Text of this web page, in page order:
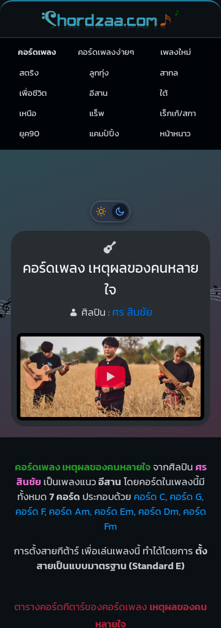
คอร์ดเพลง คอร์ดเพลงง่ายๆ
เพลงใหม่
สตริง
ลูกทุ่ง
สากล
เพื่อชีวิต
อีสาน
ใต้
เหนือ
แร็พ
เร็กเก้/สกา
ยุค90
แคมป์ปิ้ง หน้าหนาว
คอร์ดเพลง เหตุผลของคนหลาย
ใจ
ศิลปิน : ศร สินชัย
คอร์ดเพลง เหตุผลของคนหลายใจจากศิลปิน ศร
สินชัย เป็นเพลงแนวอีสาน โดยคอร์ดในเพลงนี้มี
ทั้งหมด 7 คอร์ด ประกอบด้วย คอร์ด C, คอร์ด G,
คอร์ด F, คอร์ด Am, คอร์ด Em, คอร์ด Dm, คอร์ด
Fm
การตั้งสายกีต้าร์ เพื่อเล่นเพลงนี้ ทำได้โดยการตั้ง
สายเป็นแบบมาตรฐาน (Standard E)
ตารางคอร์ดกีตาร์ของคอร์ดเพลง เหตุผลของคน
หลายใจ